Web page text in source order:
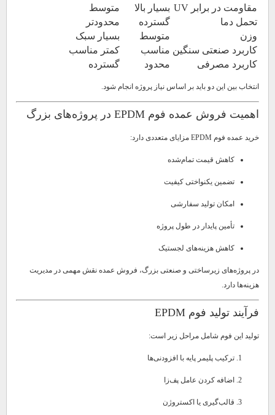
مقاومت در برابر UV
بسیار بالا
متوسط
تحمل دما
گسترده
محدودتر
وزن
متوسط
بسیار سبک
کاربرد صنعتی سنگین مناسب
کمتر مناسب
کاربرد مصرفی
محدود گسترده
انتخاب بین این دو باید بر اساس نیاز پروژه انجام شود.
اهمیت فروش عمده فوم EPDM در پروژه‌های بزرگ
خرید عمده فوم EPDM مزایای متعددی دارد:
کاهش قیمت تمام‌شده
تضمین یکنواختی کیفیت
امکان تولید سفارشی
تأمین پایدار در طول پروژه
کاهش هزینه‌های لجستیک
در پروژه‌های زیرساختی و صنعتی بزرگ، فروش عمده نقش مهمی در مدیریت
هزینه‌ها دارد.
فرآیند تولید فوم EPDM
تولید این فوم شامل مراحل زیر است:
ترکیب پلیمر پایه با افزودنی‌ها
اضافه کردن عامل پف‌زا
قالب‌گیری یا اکستروژن